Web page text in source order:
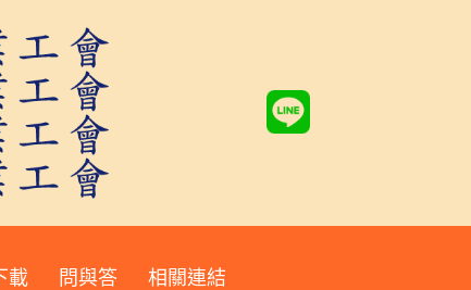
載 問與答 相關連結